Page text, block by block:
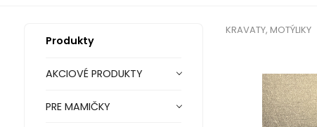
Produkty
AKCIOVÉ PRODUKTY
PRE MAMIČKY
KRAVATY, MOTÝLIKY